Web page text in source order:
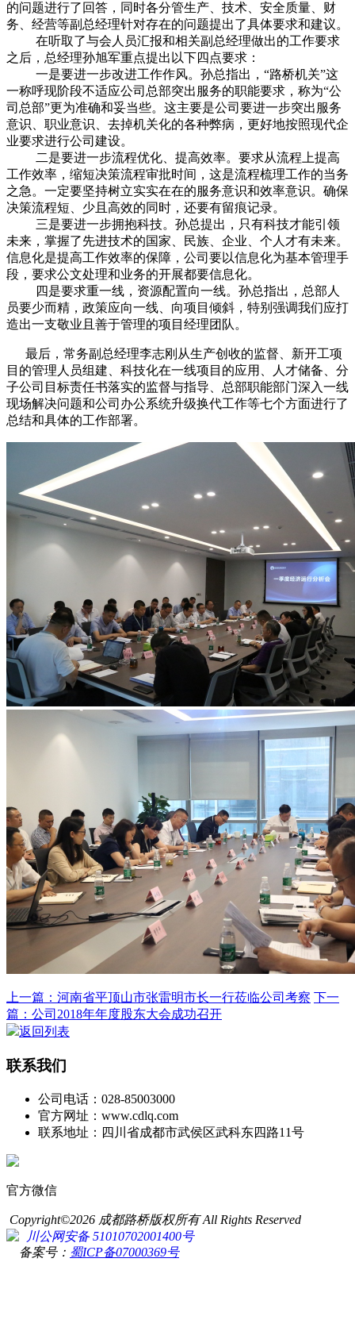
的问题进行了回答，同时各分管生产、技术、安全质量、财
务、经营等副总经理针对存在的问题提出了具体要求和建议。
在听取了与会人员汇报和相关副总经理做出的工作要求
之后，总经理孙旭军重点提出以下四点要求：
一是要进一步改进工作作风。孙总指出，“路桥机关”这
一称呼现阶段不适应公司总部突出服务的职能要求，称为“公
司总部”更为准确和妥当些。这主要是公司要进一步突出服务
意识、职业意识、去掉机关化的各种弊病，更好地按照现代企
业要求进行公司建设。
二是要进一步流程优化、提高效率。要求从流程上提高
工作效率，缩短决策流程审批时间，这是流程梳理工作的当务
之急。一定要坚持树立实实在在的服务意识和效率意识。确保
决策流程短、少且高效的同时，还要有留痕记录。
三是要进一步拥抱科技。孙总提出，只有科技才能引领
未来，掌握了先进技术的国家、民族、企业、个人才有未来。
信息化是提高工作效率的保障，公司要以信息化为基本管理手
段，要求公文处理和业务的开展都要信息化。
四是要求重一线，资源配置向一线。孙总指出，总部人
员要少而精，政策应向一线、向项目倾斜，特别强调我们应打
造出一支敬业且善于管理的项目经理团队。
最后，常务副总经理李志刚从生产创收的监督、新开工项
目的管理人员组建、科技化在一线项目的应用、人才储备、分
子公司目标责任书落实的监督与指导、总部职能部门深入一线
现场解决问题和公司办公系统升级换代工作等七个方面进行了
总结和具体的工作部署。
上一篇：河南省平顶山市张雷明市长一行莅临公司考察 下一
篇：公司2018年年度股东大会成功召开
返回列表
联系我们
公司电话：028-85003000
官方网址：www.cdlq.com
联系地址：四川省成都市武侯区武科东四路11号
官方微信
Copyright©2026 成都路桥版权所有 All Rights Reserved
川公网安备 51010702001400号
备案号： 蜀ICP备07000369号